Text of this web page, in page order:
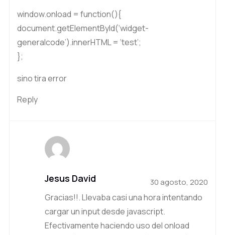
window.onload = function(){
document.getElementById(‘widget-
generalcode’).innerHTML = ‘test’;
};
sino tira error
Reply
Jesus David 30 agosto, 2020
Gracias!!. Llevaba casi una hora intentando
cargar un input desde javascript.
Efectivamente haciendo uso del onload